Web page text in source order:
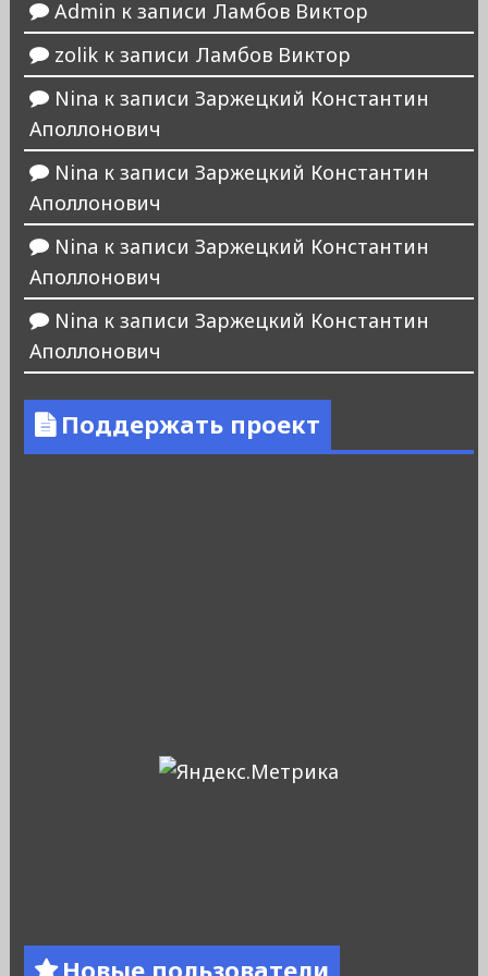
Admin к записи Ламбов Виктор
zolikк записи Ламбов Виктор
Nina к записи Заржецкий Константин
Аполлонович
Nina к записи Заржецкий Константин
Аполлонович
Nina к записи Заржецкий Константин
Аполлонович
Nina к записи Заржецкий Константин
Аполлонович
Поддержать проект